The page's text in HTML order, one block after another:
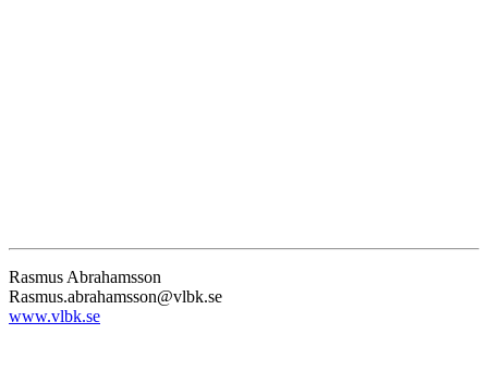
Rasmus Abrahamsson
Rasmus.abrahamsson@vlbk.se
www.vlbk.se